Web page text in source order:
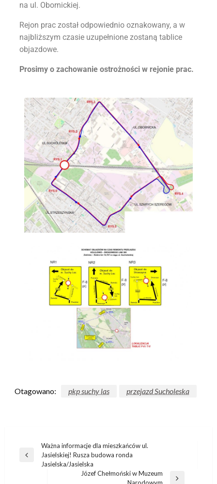
na ul. Obornickiej.
Rejon prac został odpowiednio oznakowany, a w
najbliższym czasie uzupełnione zostaną tablice
objazdowe.
Prosimy o zachowanie ostrożności w rejonie prac.
Otagowano: pkp suchy las przejazd Sucholeska
Ważna informacje dla mieszkańców ul.
Jasielskiej! Rusza budowa ronda
Jasielska/Jasielska
Józef Chełmoński w Muzeum
Narodowym